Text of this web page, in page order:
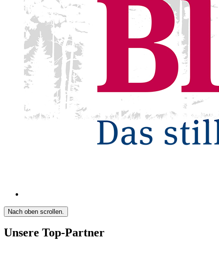
Nach oben scrollen.
Unsere Top-Partner